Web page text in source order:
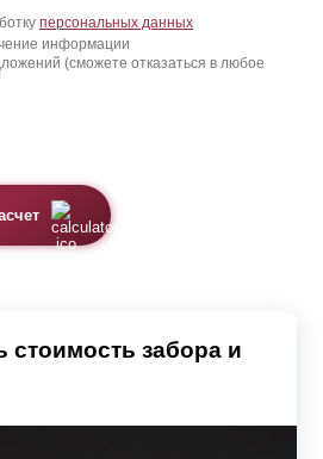
персональных данных
информации
(сможете отказаться в любое
стоимость забора и